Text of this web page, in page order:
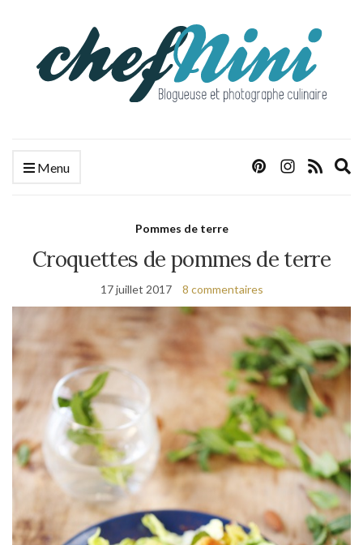
Menu
Pommes de terre
Croquettes de pommes de terre
17 juillet 2017 8 commentaires